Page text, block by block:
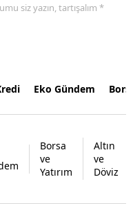
siz yazın, tartışalım *
Eko Gündem
Borsa
ve
Yatırım
Altın
ve
Döviz